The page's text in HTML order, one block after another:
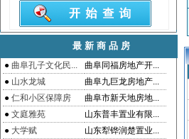
最新商品房
● 曲阜孔子文化民...
曲阜同福房地产开...
● 山水龙城
曲阜九巨龙房地产...
● 仁和小区保障房
曲阜市新天地房地...
● 文庭雅苑
山东普丰置业有限...
● 大学赋
山东犁铧润楚置业...